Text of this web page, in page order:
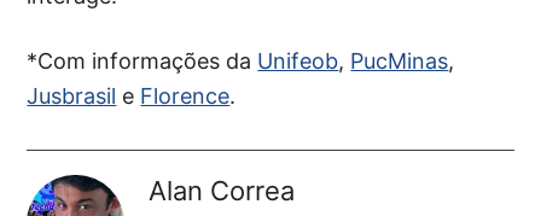
*Com informações da Unifeob, PucMinas,
Jusbrasil e Florence.
Alan Correa